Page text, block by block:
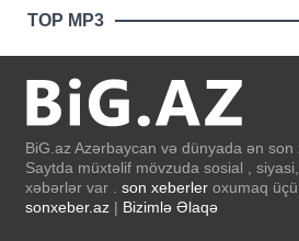
TOP MP3
BiG.az Azərbaycan və dünyada ən son
Saytda müxtəlif mövzuda sosial ,
xəbərlər var . son xeberler oxumaq
sonxeber.az | Bizimlə Əlaqə